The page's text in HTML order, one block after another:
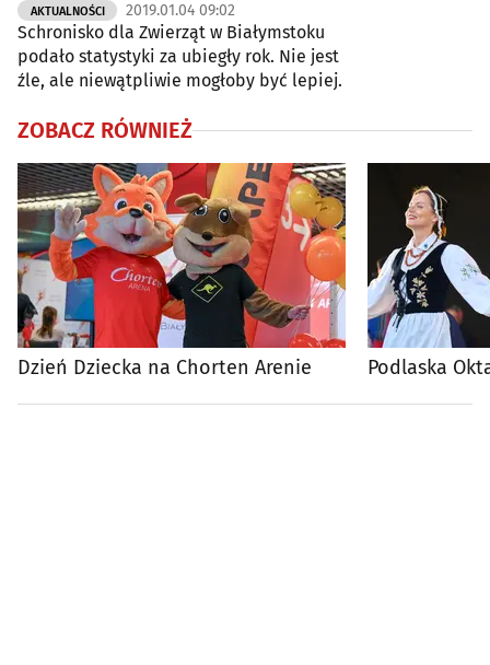
AKTUALNOŚCI 2019.01.04 09:02
Schronisko dla Zwierząt w Białymstoku
podało statystyki za ubiegły rok. Nie jest
źle, ale niewątpliwie mogłoby być lepiej.
ZOBACZ RÓWNIEŻ
Dzień Dziecka na Chorten Arenie Podlaska